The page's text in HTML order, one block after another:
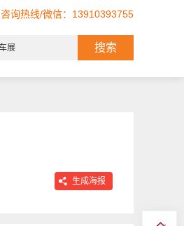
咨询热线/微信：13910393755
生成海报